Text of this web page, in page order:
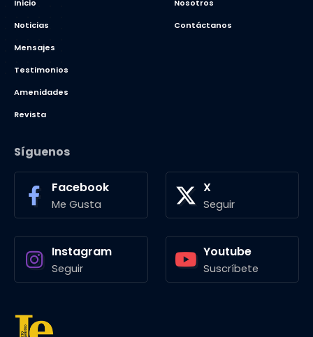
Inicio
Noticias
Mensajes
Testimonios
Amenidades
Revista
Nosotros
Contáctanos
Síguenos
Facebook
Me Gusta
X
Seguir
Instagram
Seguir
Youtube
Suscríbete